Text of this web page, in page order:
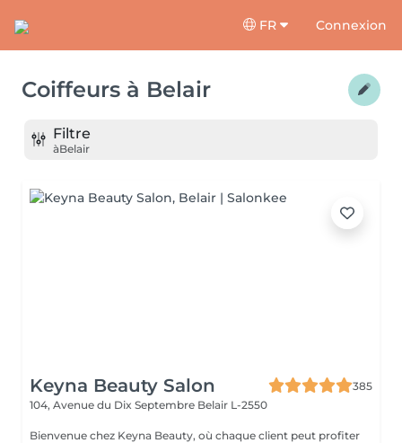
FR Connexion
Coiffeurs à Belair
Filtre
àBelair
Keyna Beauty Salon
385
104, Avenue du Dix Septembre Belair L-2550
Bienvenue chez Keyna Beauty, où chaque client peut profiter